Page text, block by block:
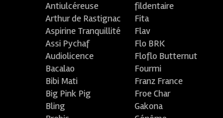
Antiulcéreuse
Arthur de Rastignac
Aspirine Tranquillité
Assi Pychaf
Audiolicence
Bacalao
Bibi Mati
Big Pink Pig
Bling
fildentaire
Fita
Flav
Flo BRK
Floflo Butternut
Fourmi
Franz France
Froe Char
Gakona